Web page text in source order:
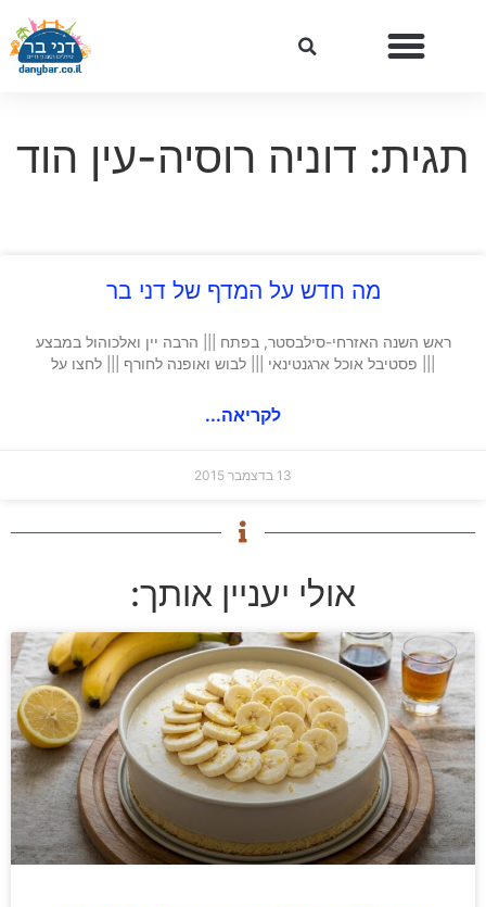
תגית: דוניה רוסיה-עין הוד
מה חדש על המדף של דני בר
ראש השנה האזרחי-סילבסטר, בפתח ||| הרבה יין ואלכוהול במבצע
||| פסטיבל אוכל ארגנטינאי ||| לבוש ואופנה לחורף ||| לחצו על
לקריאה...
13 בדצמבר 2015
אולי יעניין אותך: